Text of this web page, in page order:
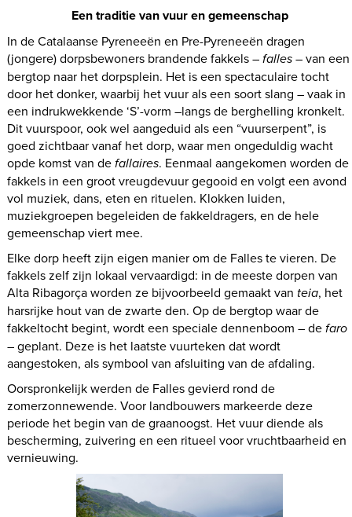
Een traditie van vuur en gemeenschap
In de Catalaanse Pyreneeën en Pre-Pyreneeën dragen
(jongere) dorpsbewoners brandende fakkels –falles– van een
bergtop naar het dorpsplein. Het is een spectaculaire tocht
door het donker, waarbij het vuur als een soort slang – vaak in
een indrukwekkende ‘S’-vorm –langs de berghelling kronkelt.
Dit vuurspoor, ook wel aangeduid als een “vuurserpent”, is
goed zichtbaar vanaf het dorp, waar men ongeduldig wacht
opde komst van defallaires. Eenmaal aangekomen worden de
fakkels in een groot vreugdevuur gegooid en volgt een avond
vol muziek, dans, eten en rituelen. Klokken luiden,
muziekgroepen begeleiden de fakkeldragers, en de hele
gemeenschap viert mee.
Elke dorp heeft zijn eigen manier om de Falles te vieren. De
fakkels zelf zijn lokaal vervaardigd: in de meeste dorpen van
Alta Ribagorça worden ze bijvoorbeeld gemaakt vanteia, het
harsrijke hout van de zwarte den. Op de bergtop waar de
fakkeltocht begint, wordt een speciale dennenboom – defaro
– geplant. Deze is het laatste vuurteken dat wordt
aangestoken, als symbool van afsluiting van de afdaling.
Oorspronkelijk werden de Falles gevierd rond de
zomerzonnewende. Voor landbouwers markeerde deze
periode het begin van de graanoogst. Het vuur diende als
bescherming, zuivering en een ritueel voor vruchtbaarheid en
vernieuwing.